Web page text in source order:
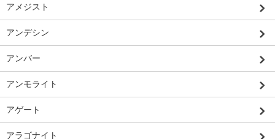
アメジスト
アンデシン
アンバー
アンモライト
アゲート
アラゴナイト